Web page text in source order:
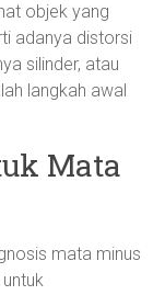
objek yang
adanya distorsi
silinder, atau
langkah awal
Mata
mata minus